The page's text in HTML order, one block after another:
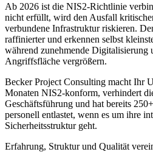
Ab 2026 ist die NIS2-Richtlinie
nicht erfüllt, wird den Ausfall
verbundene Infrastruktur riskieren.
raffinierter und erkennen selbst
während zunehmende Digitalisierung
Angriffsfläche vergrößern.
Becker Project Consulting macht Ihr
Monaten NIS2-konform, verhindert
Geschäftsführung und hat bereits
personell entlastet, wenn es um ihre
Sicherheitsstruktur geht.
Erfahrung, Struktur und Qualität